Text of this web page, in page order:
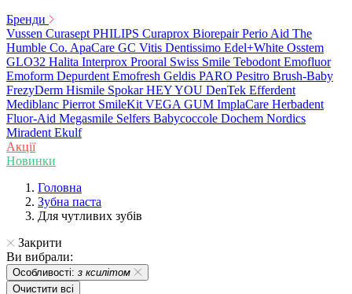
Бренди
Vussen Curasept PHILIPS Curaprox Biorepair Perio Aid The
Humble Co. ApaCare GC Vitis Dentissimo Edel+White Osstem
GLO32 Halita Interprox Prooral Swiss Smile Tebodont Emofluor
Emoform Depurdent Emofresh Geldis PARO Pesitro Brush-Baby
FrezyDerm Hismile Spokar HEY YOU DenTek Efferdent
Mediblanc Pierrot SmileKit VEGA GUM ImplaCare Herbadent
Fluor-Aid Megasmile Selfers Babycoccole Dochem Nordics
Miradent Ekulf
Акції
Новинки
Головна
Зубна паста
Для чутливих зубів
Закрити
Ви вибрали:
Особливості: з ксилітом
Очистити всі